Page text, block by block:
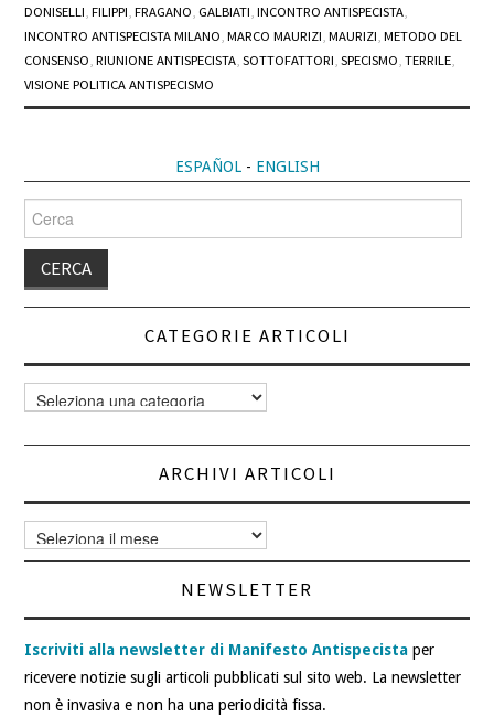
DONISELLI,FILIPPI,FRAGANO, GALBIATI,INCONTRO ANTISPECISTA,
INCONTRO ANTISPECISTA MILANO,MARCO MAURIZI,MAURIZI,METODO DEL
CONSENSO,RIUNIONE ANTISPECISTA,SOTTOFATTORI,SPECISMO,TERRILE,
VISIONE POLITICA ANTISPECISMO
ESPAÑOL- ENGLISH
Cerca
per:
CATEGORIE ARTICOLI
Categorie
articoli
ARCHIVI ARTICOLI
Archivi
articoli
NEWSLETTER
Iscriviti alla newsletter di Manifesto Antispecista per
ricevere notizie sugli articoli pubblicati sul sito web. La newsletter
non è invasiva e non ha una periodicità fissa.